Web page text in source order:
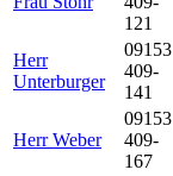
121
Herr
Unterburger
09153
409-
141
Herr Weber
09153
409-
167